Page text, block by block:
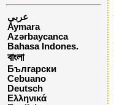
عربي
Aymara
Azərbaycanca
Bahasa Indones.
বাংলা
Български
Cebuano
Deutsch
Ελληνικά